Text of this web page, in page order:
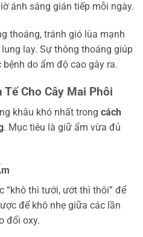
ánh sáng gián tiếp mỗi ngày.
thoáng, tránh gió lùa mạnh
lay. Sự thông thoáng giúp
do ẩm độ cao gây ra.
Cho Cây Mai Phôi
khâu khó nhất trong cách
. Mục tiêu là giữ ẩm vừa đủ
“khô thì tưới, ướt thì thôi” để
để khô nhẹ giữa các lần
đổi oxy.